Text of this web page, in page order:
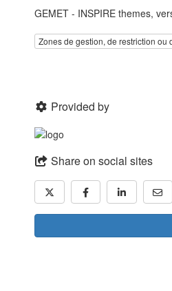
GEMET - INSPIRE themes,
Zones de gestion, de restriction
Provided by
Share on social sites